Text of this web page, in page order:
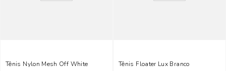
Tênis Nylon Mesh Off White Tênis Floater Lux Branco